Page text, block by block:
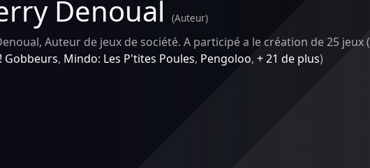
Denoual (Auteur)
Auteur de jeux de société. A participé a le création de 25 jeux (
Gobbeurs, Mindo: Les P'tites Poules, Pengoloo, + 21 de plus)